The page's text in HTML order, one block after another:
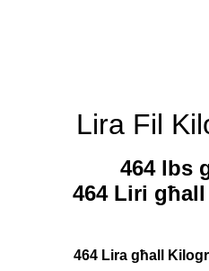
Lira Fil
464 lbs
464 Liri
464 Lira għall